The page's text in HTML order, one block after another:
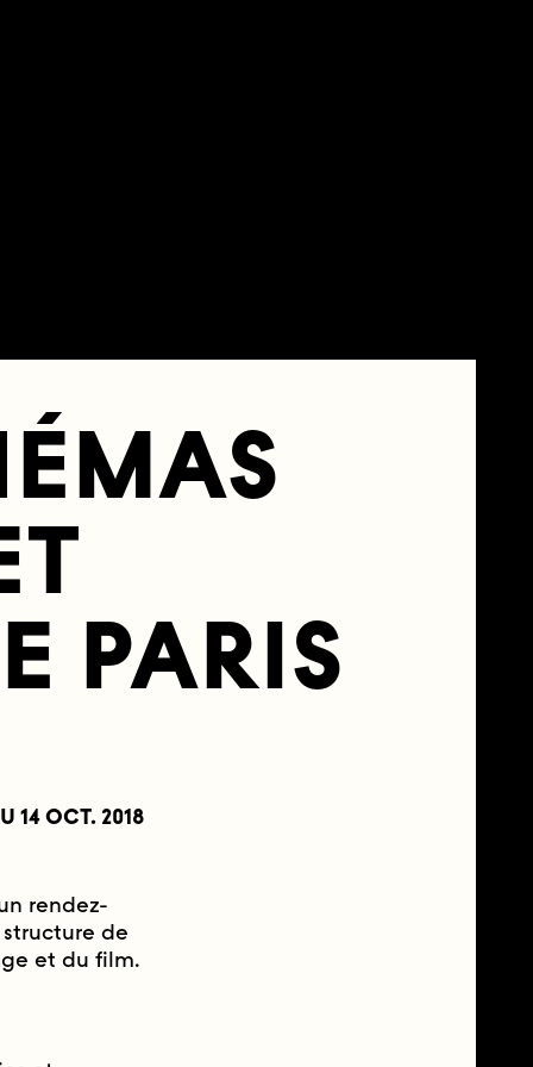
PARIS
14 OCT. 2018
rendez-
de
et du film.